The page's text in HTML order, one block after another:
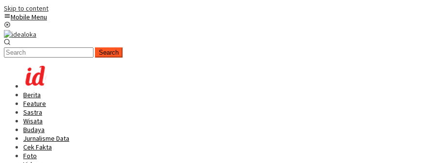
Skip to content
Mobile Menu
Search
Berita
Feature
Sastra
Wisata
Budaya
Jurnalisme Data
Cek Fakta
Foto